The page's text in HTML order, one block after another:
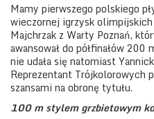
Mamy pierwszego polskiego
wieczornej igrzysk
Majchrzak z Warty Poznań,
awansował do półfinałów
nie udała się natomiast
Reprezentant Trójkolorowych
szansami na obronę tytułu.
100 m stylem grzbietowym